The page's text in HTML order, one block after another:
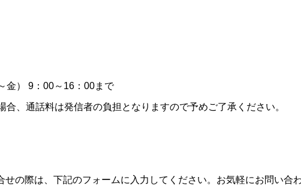
金） 9：00～16：00まで
、通話料は発信者の負担となりますので予めご了承ください。
の際は、下記のフォームに入力してください。お気軽にお問い合